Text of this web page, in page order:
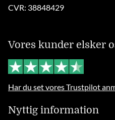
CVR: 38848429
Vores kunder elsker
Har du set vores Trustpilot
Nyttig information